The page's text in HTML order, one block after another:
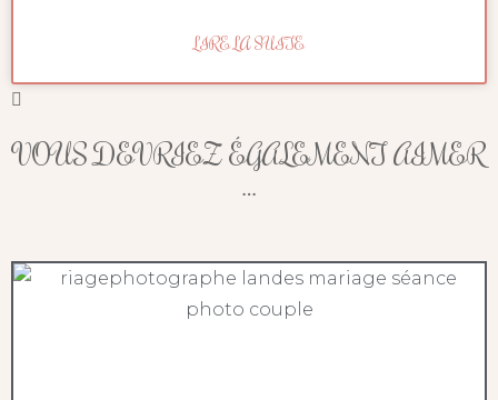
LIRE LA SUITE
VOUS DEVRIEZ ÉGALEMENT AIMER
…